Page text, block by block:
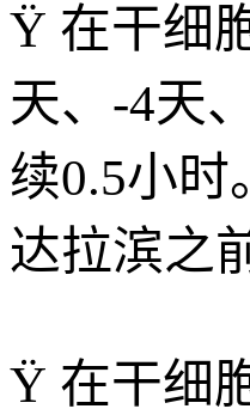
Ÿ 在干细
天、-4天
续0.5小时
达拉滨之
Ÿ 在干细